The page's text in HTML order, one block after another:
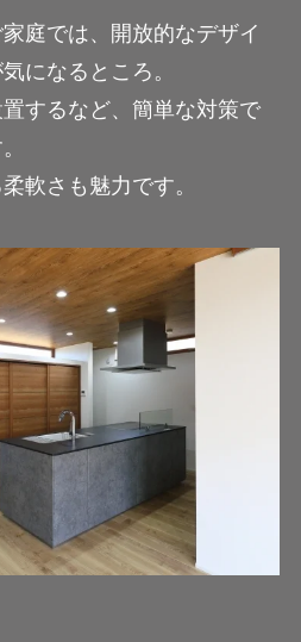
庭では、開放的なデザイ
になるところ。
するなど、簡単な対策で
軟さも魅力です。